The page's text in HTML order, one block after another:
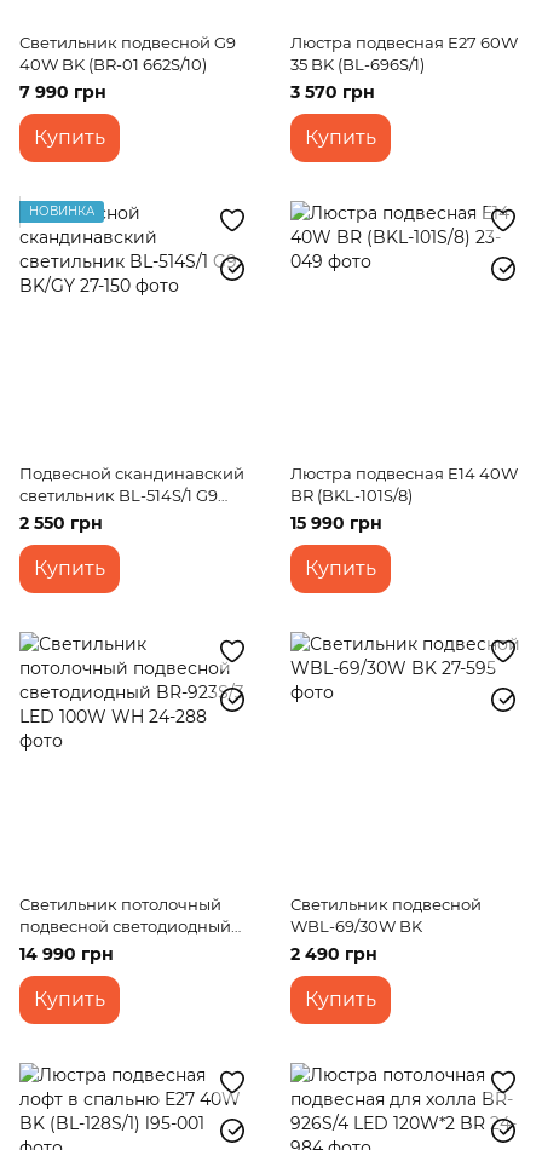
Светильник подвесной G9
40W BK (BR-01 662S/10)
7 990 грн
Купить
Люстра подвесная Е27 60W
35 BK (BL-696S/1)
3 570 грн
Купить
НОВИНКА
Подвесной скандинавский
светильник BL-514S/1 G9
BK/GY
2 550 грн
Купить
Люстра подвесная E14 40W
BR (BKL-101S/8)
15 990 грн
Купить
Светильник потолочный
подвесной светодиодный
BR-923S/3 LED 100W WH
14 990 грн
Купить
Светильник подвесной
WBL-69/30W BK
2 490 грн
Купить